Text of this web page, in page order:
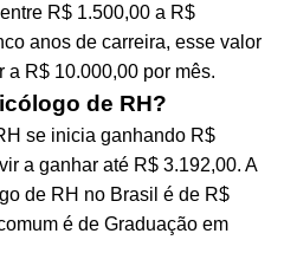
R$ 1.500,00 a R$
anos de carreira, esse valor
a R$ 10.000,00 por mês.
de RH?
se inicia ganhando R$
a ganhar até R$ 3.192,00. A
de RH no Brasil é de R$
é de Graduação em